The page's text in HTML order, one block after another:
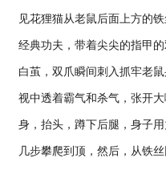
见花狸猫从老鼠后面上方的
经典功夫，带着尖尖的指甲
白茧，双爪瞬间刺入抓牢老
视中透着霸气和杀气，张开
身，抬头，蹲下后腿，身子
几步攀爬到顶，然后，从铁